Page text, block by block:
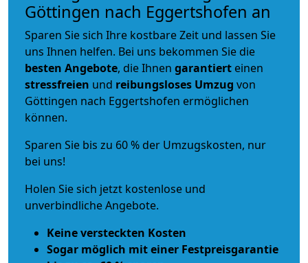
Göttingen nach Eggertshofen an
Sparen Sie sich Ihre kostbare Zeit und lassen Sie
uns Ihnen helfen. Bei uns bekommen Sie die
besten Angebote, die Ihnen garantiert einen
stressfreien und reibungsloses Umzug von
Göttingen nach Eggertshofen ermöglichen
können.
Sparen Sie bis zu 60 % der Umzugskosten, nur
bei uns!
Holen Sie sich jetzt kostenlose und
unverbindliche Angebote.
Keine versteckten Kosten
Sogar möglich mit einer Festpreisgarantie